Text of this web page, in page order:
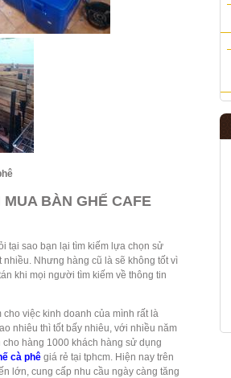
BÀN GHẾ CAFE
tại sao bạn lại tìm kiếm lựa chọn sử
Nhưng hàng cũ là sẽ không tốt vì
khi mọi người tìm kiếm về thông tin
việc kinh doanh của mình rất là
nhiêu thì tốt bấy nhiêu, với nhiều năm
hàng 1000 khách hàng sử dụng
cà phê giá rẻ tại tphcm. Hiện nay trên
lớn, cung cấp nhu cầu ngày càng tăng